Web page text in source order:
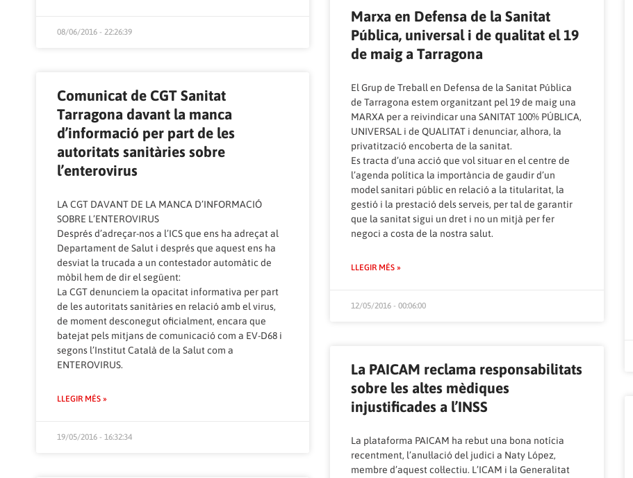
08/06/2016 - 22:26:39
Comunicat de CGT Sanitat
Tarragona davant la manca
d’informació per part de les
autoritats sanitàries sobre
l’enterovirus
LA CGT DAVANT DE LA MANCA D’INFORMACIÓ
SOBRE L’ENTEROVIRUS
Després d’adreçar-nos a l’ICS que ens ha adreçat al
Departament de Salut i després que aquest ens ha
desviat la trucada a un contestador automàtic de
mòbil hem de dir el següent:
La CGT denunciem la opacitat informativa per part
de les autoritats sanitàries en relació amb el virus,
de moment desconegut oficialment, encara que
batejat pels mitjans de comunicació com a EV-D68 i
segons l’Institut Català de la Salut com a
ENTEROVIRUS.
LLEGIR MÉS »
19/05/2016 - 16:32:34
Marxa en Defensa de la Sanitat
Pública, universal i de qualitat el 19
de maig a Tarragona
El Grup de Treball en Defensa de la Sanitat Pública
de Tarragona estem organitzant pel 19 de maig una
MARXA per a reivindicar una SANITAT 100% PÚBLICA,
UNIVERSAL i de QUALITAT i denunciar, alhora, la
privatització encoberta de la sanitat.
Es tracta d’una acció que vol situar en el centre de
l’agenda política la importància de gaudir d’un
model sanitari públic en relació a la titularitat, la
gestió i la prestació dels serveis, per tal de garantir
que la sanitat sigui un dret i no un mitjà per fer
negoci a costa de la nostra salut.
LLEGIR MÉS »
12/05/2016 - 00:06:00
La PAICAM reclama responsabilitats
sobre les altes mèdiques
injustificades a l’INSS
La plataforma PAICAM ha rebut una bona notícia
recentment, l’anul·lació del judici a Naty López,
membre d’aquest col·lectiu. L’ICAM i la Generalitat